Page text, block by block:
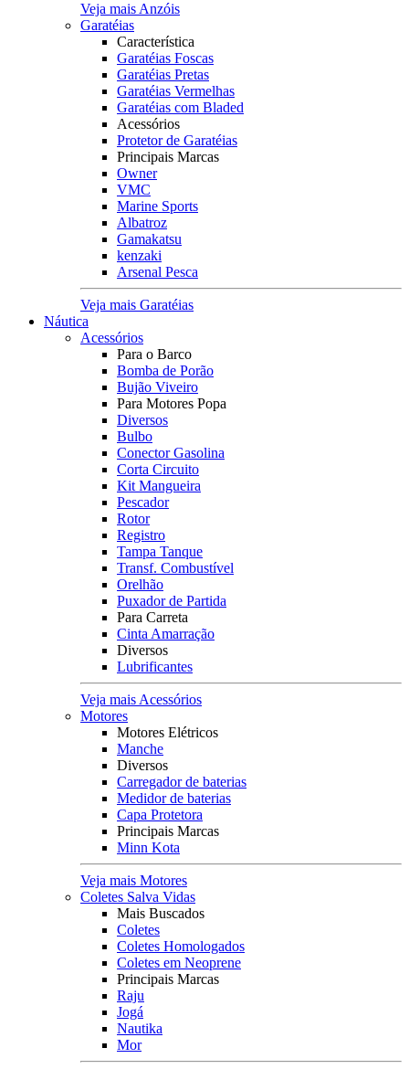
Veja mais Anzóis
Garatéias
Característica
Garatéias Foscas
Garatéias Pretas
Garatéias Vermelhas
Garatéias com Bladed
Acessórios
Protetor de Garatéias
Principais Marcas
Owner
VMC
Marine Sports
Albatroz
Gamakatsu
kenzaki
Arsenal Pesca
Veja mais Garatéias
Náutica
Acessórios
Para o Barco
Bomba de Porão
Bujão Viveiro
Para Motores Popa
Diversos
Bulbo
Conector Gasolina
Corta Circuito
Kit Mangueira
Pescador
Rotor
Registro
Tampa Tanque
Transf. Combustível
Orelhão
Puxador de Partida
Para Carreta
Cinta Amarração
Diversos
Lubrificantes
Veja mais Acessórios
Motores
Motores Elétricos
Manche
Diversos
Carregador de baterias
Medidor de baterias
Capa Protetora
Principais Marcas
Minn Kota
Veja mais Motores
Coletes Salva Vidas
Mais Buscados
Coletes
Coletes Homologados
Coletes em Neoprene
Principais Marcas
Raju
Jogá
Nautika
Mor